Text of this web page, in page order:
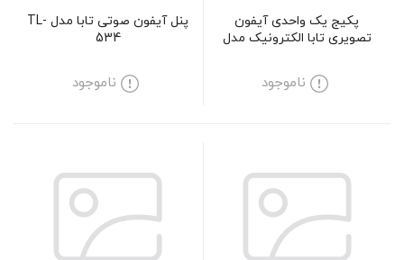
پکیج یک واحدی آیفون
تصویری تابا الکترونیک مدل
ناموجود
پنل آیفون صوتی تابا مدل TL-
534
ناموجود